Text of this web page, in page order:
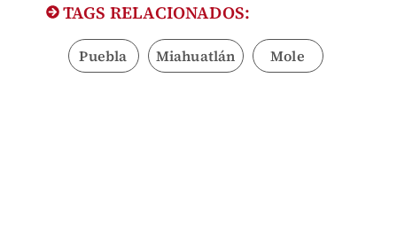
TAGS RELACIONADOS:
Puebla Miahuatlán Mole